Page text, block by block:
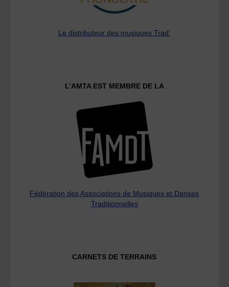
Le distributeur des musiques Trad'
L’AMTA EST MEMBRE DE LA
Fédération des Associations de Musiques et Danses
Traditionnelles
CARNETS DE TERRAINS